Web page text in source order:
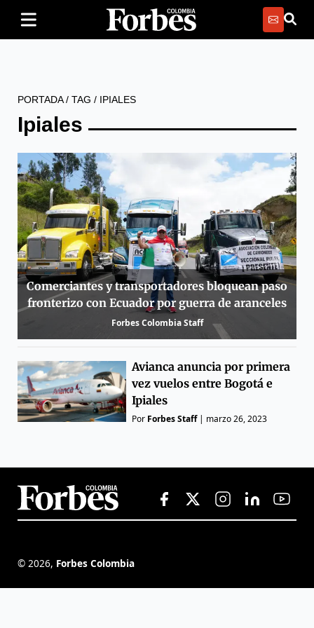
PORTADA/ TAG / IPIALES
Ipiales
Comerciantes y transportadores bloquean paso
fronterizo con Ecuador por guerra de aranceles
Forbes Colombia Staff
Avianca anuncia por primera
vez vuelos entre Bogotá e
Ipiales
Por Forbes Staff| marzo 26, 2023
© 2026, Forbes Colombia